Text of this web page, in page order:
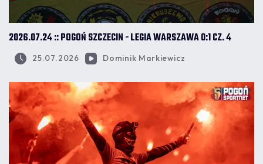
2026.07.24 :: POGOŃ SZCZECIN - LEGIA WARSZAWA 0:1 CZ. 4
25.07.2026 Dominik Markiewicz